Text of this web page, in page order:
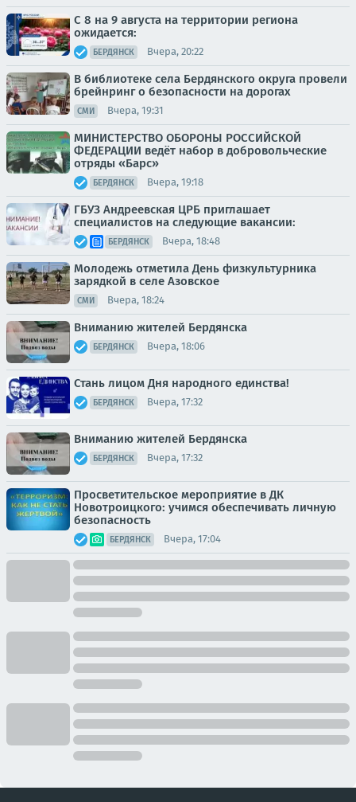
С 8 на 9 августа на территории региона
ожидается:
БЕРДЯНСК Вчера, 20:22
В библиотеке села Бердянского округа провели
брейнринг о безопасности на дорогах
СМИ Вчера, 19:31
МИНИСТЕРСТВО ОБОРОНЫ РОССИЙСКОЙ
ФЕДЕРАЦИИ ведёт набор в добровольческие
отряды «Барс»
БЕРДЯНСК Вчера, 19:18
ГБУЗ Андреевская ЦРБ приглашает
специалистов на следующие вакансии:
БЕРДЯНСК Вчера, 18:48
Молодежь отметила День физкультурника
зарядкой в селе Азовское
СМИ Вчера, 18:24
Вниманию жителей Бердянска
БЕРДЯНСК Вчера, 18:06
Стань лицом Дня народного единства!
БЕРДЯНСК Вчера, 17:32
Вниманию жителей Бердянска
БЕРДЯНСК Вчера, 17:32
Просветительское мероприятие в ДК
Новотроицкого: учимся обеспечивать личную
безопасность
БЕРДЯНСК Вчера, 17:04